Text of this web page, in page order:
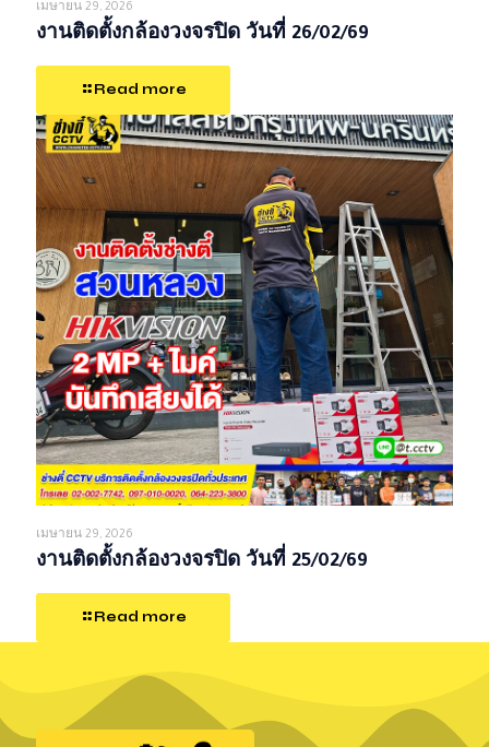
เมษายน 29, 2026
งานติดตั้งกล้องวงจรปิด วันที่ 26/02/69
Read more
เมษายน 29, 2026
งานติดตั้งกล้องวงจรปิด วันที่ 25/02/69
Read more